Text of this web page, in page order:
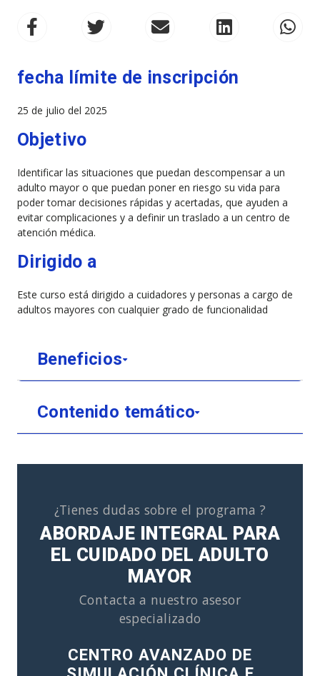
fecha límite de inscripción
25 de julio del 2025
Objetivo
Identificar las situaciones que puedan descompensar a un
adulto mayor o que puedan poner en riesgo su vida para
poder tomar decisiones rápidas y acertadas, que ayuden a
evitar complicaciones y a definir un traslado a un centro de
atención médica.
Dirigido a
Este curso está dirigido a cuidadores y personas a cargo de
adultos mayores con cualquier grado de funcionalidad
Beneficios
Contenido temático
¿Tienes dudas sobre el programa ?
ABORDAJE INTEGRAL PARA
EL CUIDADO DEL ADULTO
MAYOR
Contacta a nuestro asesor
especializado
CENTRO AVANZADO DE